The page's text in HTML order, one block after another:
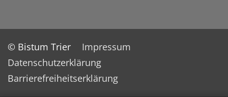
© Bistum Trier
Impressum
Datenschutzerklärung
Barrierefreiheitserklärung